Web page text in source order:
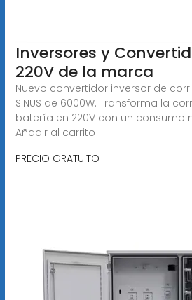
Inversores y
220V de la marca
Nuevo convertidor inversor de
SINUS de 6000W. Transforma la
batería en 220V con un consumo
Añadir al carrito
PRECIO GRATUITO